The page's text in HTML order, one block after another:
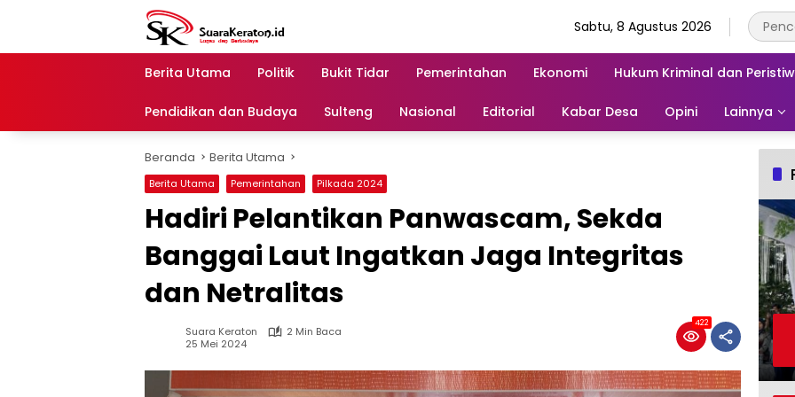
Sabtu, 8 Agustus 2026
Berita Utama Politik Bukit Tidar Pemerintahan Ekonomi Hukum Kriminal dan
Pendidikan dan Budaya Sulteng Nasional Editorial Kabar Desa Opini Lainnya
Beranda Berita Utama
Berita Utama Pemerintahan Pilkada 2024
Hadiri Pelantikan Panwascam, Sekda
Banggai Laut Ingatkan Jaga Integritas
dan Netralitas
Suara Keraton
2 Min Baca
25 Mei 2024
422